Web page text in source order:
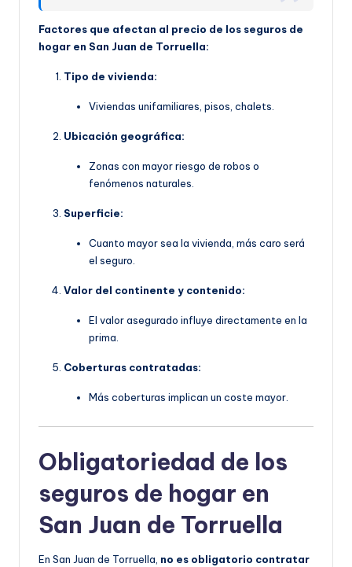
Factores que afectan al precio de los seguros de
hogar en San Juan de Torruella:
Tipo de vivienda:
Viviendas unifamiliares, pisos, chalets.
Ubicación geográfica:
Zonas con mayor riesgo de robos o
fenómenos naturales.
Superficie:
Cuanto mayor sea la vivienda, más caro será
el seguro.
Valor del continente y contenido:
El valor asegurado influye directamente en la
prima.
Coberturas contratadas:
Más coberturas implican un coste mayor.
Obligatoriedad de los
seguros de hogar en
San Juan de Torruella
En San Juan de Torruella, no es obligatorio contratar